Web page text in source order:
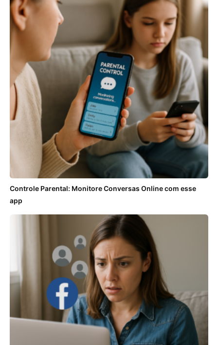
Controle Parental: Monitore Conversas Online com esse
app